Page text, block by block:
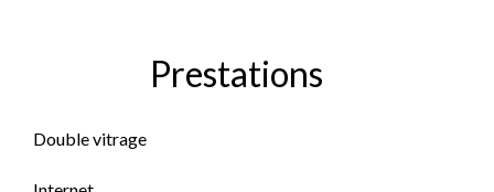
Prestations
Double vitrage